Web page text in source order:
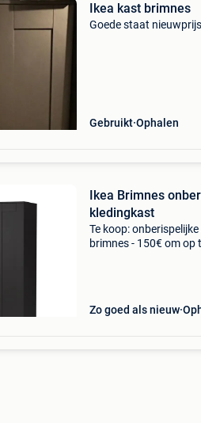
Ikea kast brimnes
Goede staat
Gebruikt Ophalen
Ikea Brimnes
kledingkast
Te koop:
brimnes - 150€ om op
Zo goed als nieuw